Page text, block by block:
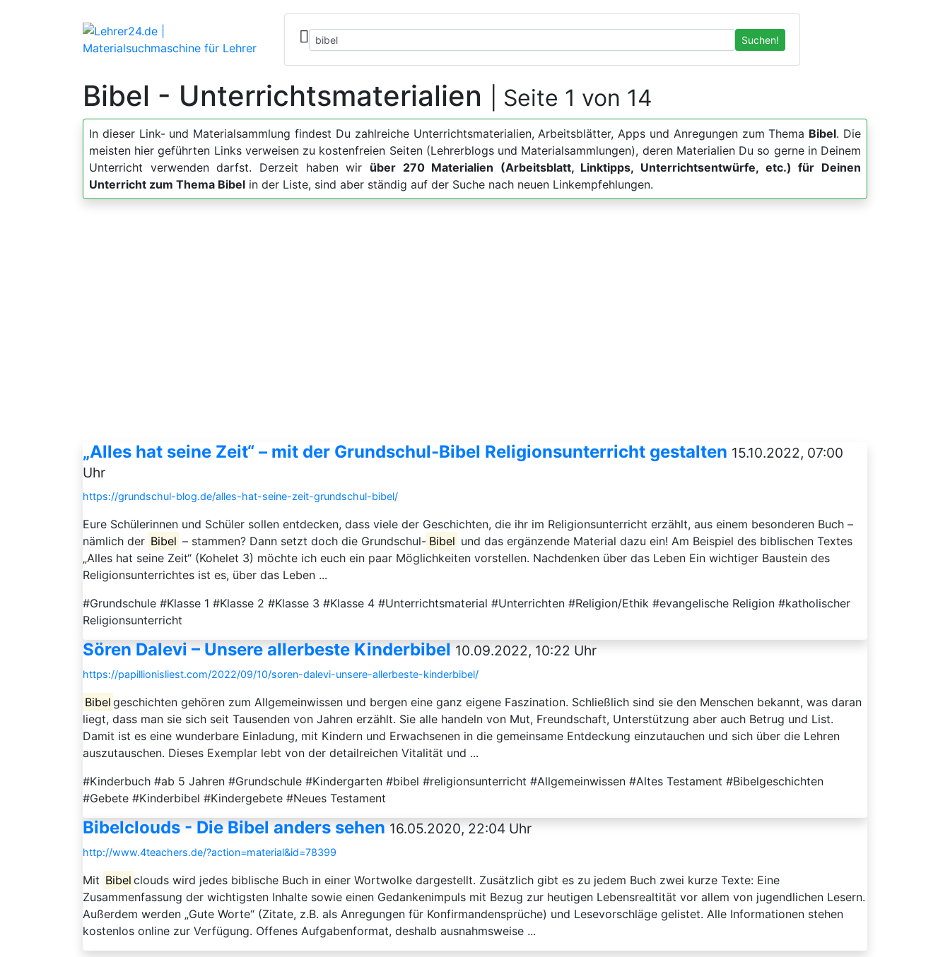
Suchen!
Bibel - Unterrichtsmaterialien | Seite 1 von 14
In dieser Link- und Materialsammlung findest Du zahlreiche Unterrichtsmaterialien, Arbeitsblätter, Apps und Anregungen zum Thema Bibel. Die
meisten hier geführten Links verweisen zu kostenfreien Seiten (Lehrerblogs und Materialsammlungen), deren Materialien Du so gerne in Deinem
Unterricht verwenden darfst. Derzeit haben wir über 270 Materialien (Arbeitsblatt, Linktipps, Unterrichtsentwürfe, etc.) für Deinen
Unterricht zum Thema Bibel in der Liste, sind aber ständig auf der Suche nach neuen Linkempfehlungen.
„Alles hat seine Zeit“ – mit der Grundschul-Bibel Religionsunterricht gestalten 15.10.2022, 07:00
Uhr
https://grundschul-blog.de/alles-hat-seine-zeit-grundschul-bibel/
Eure Schülerinnen und Schüler sollen entdecken, dass viele der Geschichten, die ihr im Religionsunterricht erzählt, aus einem besonderen Buch –
nämlich der Bibel – stammen? Dann setzt doch die Grundschul- Bibel und das ergänzende Material dazu ein! Am Beispiel des biblischen Textes
„Alles hat seine Zeit“ (Kohelet 3) möchte ich euch ein paar Möglichkeiten vorstellen. Nachdenken über das Leben Ein wichtiger Baustein des
Religionsunterrichtes ist es, über das Leben ...
#Grundschule #Klasse 1 #Klasse 2 #Klasse 3 #Klasse 4 #Unterrichtsmaterial #Unterrichten #Religion/Ethik #evangelische Religion #katholischer
Religionsunterricht
Sören Dalevi – Unsere allerbeste Kinderbibel 10.09.2022, 10:22 Uhr
https://papillionisliest.com/2022/09/10/soren-dalevi-unsere-allerbeste-kinderbibel/
Bibel geschichten gehören zum Allgemeinwissen und bergen eine ganz eigene Faszination. Schließlich sind sie den Menschen bekannt, was daran
liegt, dass man sie sich seit Tausenden von Jahren erzählt. Sie alle handeln von Mut, Freundschaft, Unterstützung aber auch Betrug und List.
Damit ist es eine wunderbare Einladung, mit Kindern und Erwachsenen in die gemeinsame Entdeckung einzutauchen und sich über die Lehren
auszutauschen. Dieses Exemplar lebt von der detailreichen Vitalität und ...
#Kinderbuch #ab 5 Jahren #Grundschule #Kindergarten #bibel #religionsunterricht #Allgemeinwissen #Altes Testament #Bibelgeschichten
#Gebete #Kinderbibel #Kindergebete #Neues Testament
Bibelclouds - Die Bibel anders sehen 16.05.2020, 22:04 Uhr
http://www.4teachers.de/?action=material&id=78399
Mit Bibel clouds wird jedes biblische Buch in einer Wortwolke dargestellt. Zusätzlich gibt es zu jedem Buch zwei kurze Texte: Eine
Zusammenfassung der wichtigsten Inhalte sowie einen Gedankenimpuls mit Bezug zur heutigen Lebensrealtität vor allem von jugendlichen Lesern.
Außerdem werden „Gute Worte“ (Zitate, z.B. als Anregungen für Konfirmandensprüche) und Lesevorschläge gelistet. Alle Informationen stehen
kostenlos online zur Verfügung. Offenes Aufgabenformat, deshalb ausnahmsweise ...